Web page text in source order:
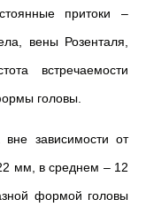
притоки –
вены Розенталя,
встречаемости
головы.
зависимости от
мм, в среднем – 12
формой головы